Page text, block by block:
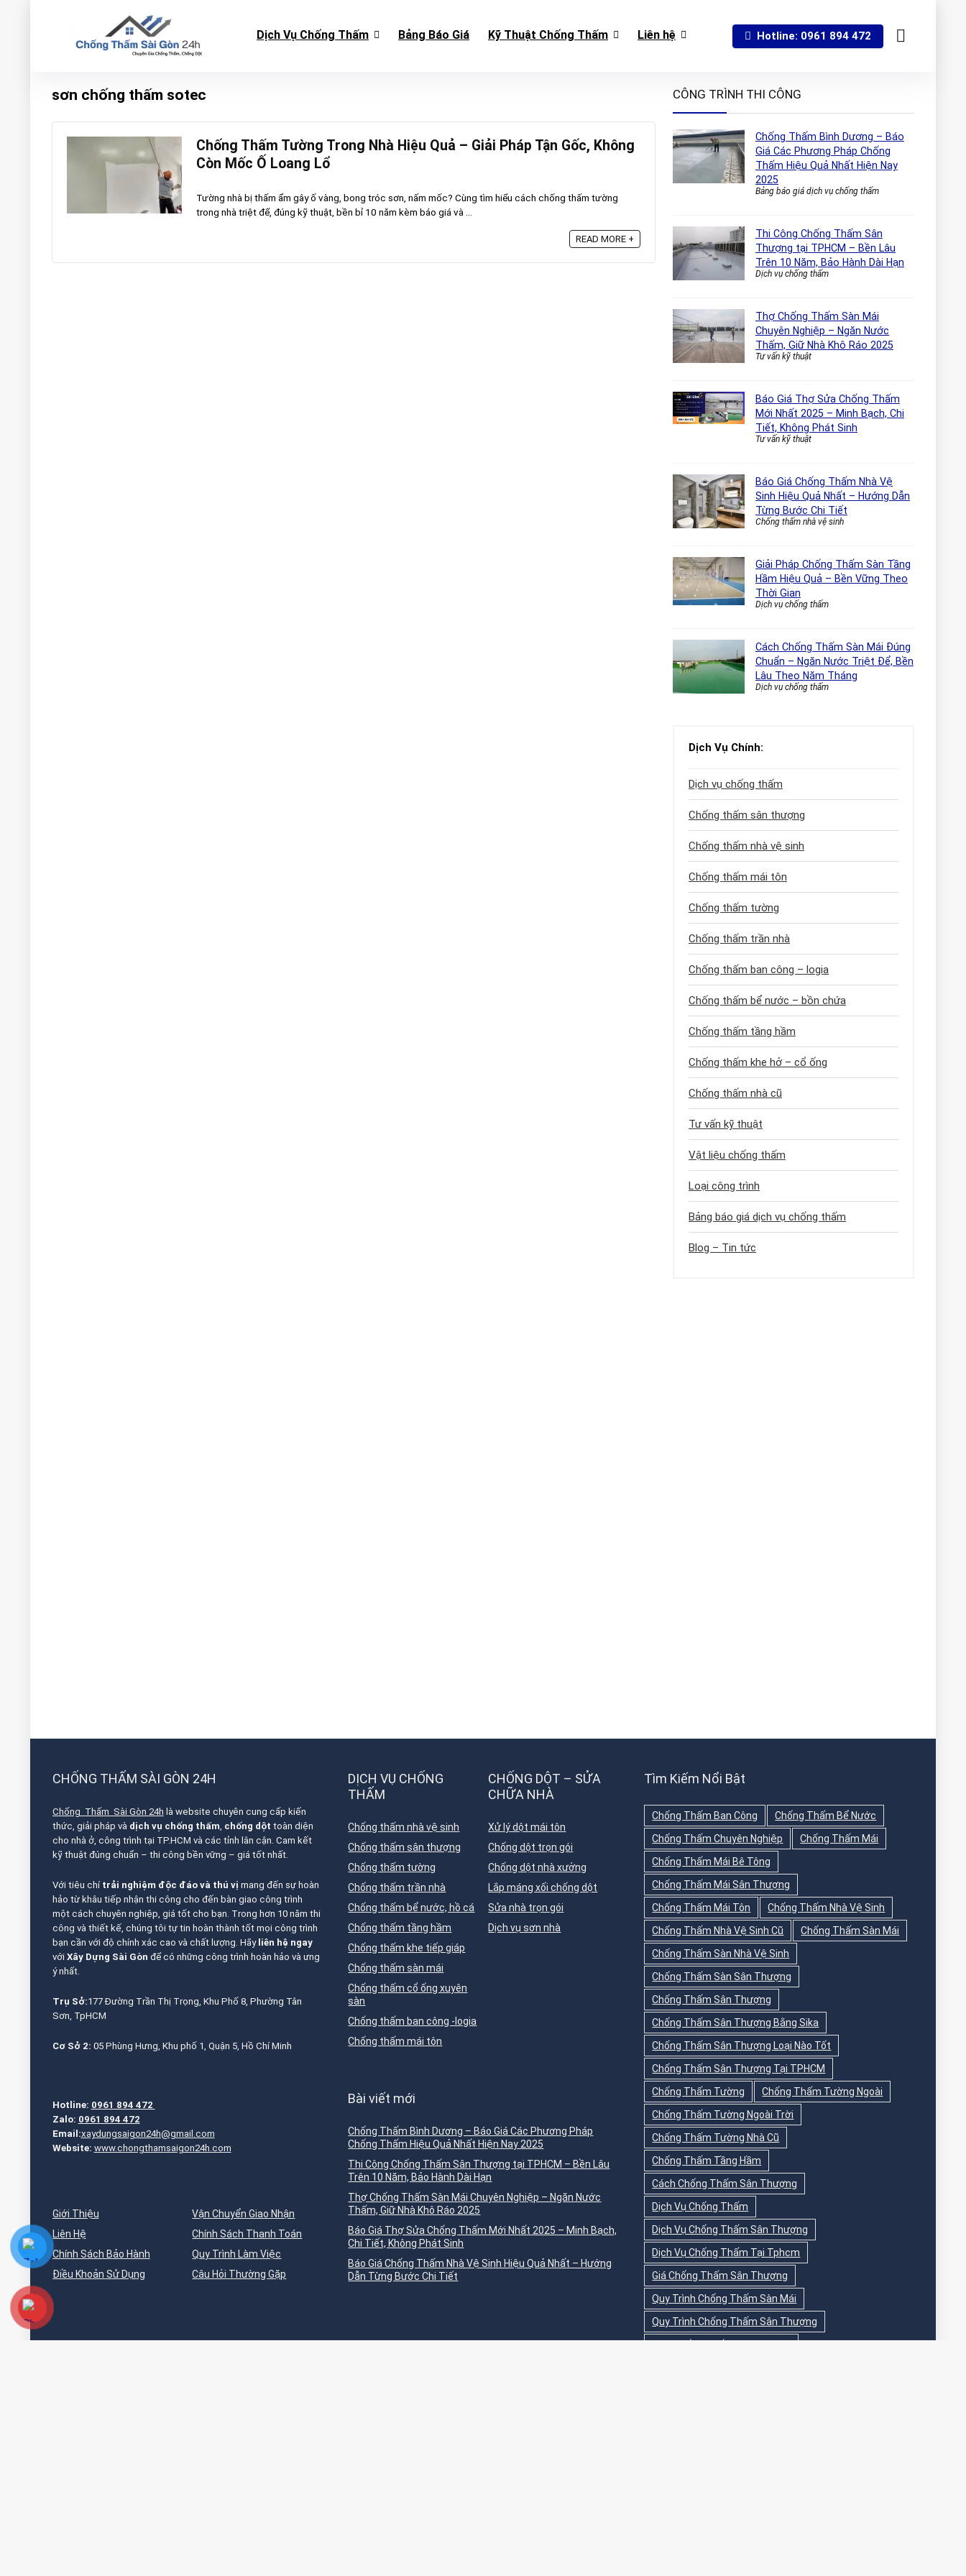
Dịch Vụ Chống Thấm Bảng Báo Giá Kỹ Thuật Chống Thấm Liên hệ Hotline: 0961 894 472
sơn chống thấm sotec
Chống Thấm Tường Trong Nhà Hiệu Quả – Giải Pháp Tận Gốc, Không
Còn Mốc Ố Loang Lổ
Tường nhà bị thấm ẩm gây ố vàng, bong tróc sơn, nấm mốc? Cùng tìm hiểu cách chống thấm tường
trong nhà triệt để, đúng kỹ thuật, bền bỉ 10 năm kèm báo giá và ...
READ MORE +
CÔNG TRÌNH THI CÔNG
Chống Thấm Bình Dương – Báo
Giá Các Phương Pháp Chống
Thấm Hiệu Quả Nhất Hiện Nay
2025
Bảng báo giá dịch vụ chống thấm
Thi Công Chống Thấm Sân
Thượng tại TPHCM – Bền Lâu
Trên 10 Năm, Bảo Hành Dài Hạn
Dịch vụ chống thấm
Thợ Chống Thấm Sàn Mái
Chuyên Nghiệp – Ngăn Nước
Thấm, Giữ Nhà Khô Ráo 2025
Tư vấn kỹ thuật
Báo Giá Thợ Sửa Chống Thấm
Mới Nhất 2025 – Minh Bạch, Chi
Tiết, Không Phát Sinh
Tư vấn kỹ thuật
Báo Giá Chống Thấm Nhà Vệ
Sinh Hiệu Quả Nhất – Hướng Dẫn
Từng Bước Chi Tiết
Chống thấm nhà vệ sinh
Giải Pháp Chống Thấm Sàn Tầng
Hầm Hiệu Quả – Bền Vững Theo
Thời Gian
Dịch vụ chống thấm
Cách Chống Thấm Sàn Mái Đúng
Chuẩn – Ngăn Nước Triệt Để, Bền
Lâu Theo Năm Tháng
Dịch vụ chống thấm
Dịch Vụ Chính:
Dịch vụ chống thấm
Chống thấm sân thượng
Chống thấm nhà vệ sinh
Chống thấm mái tôn
Chống thấm tường
Chống thấm trần nhà
Chống thấm ban công – logia
Chống thấm bể nước – bồn chứa
Chống thấm tầng hầm
Chống thấm khe hở – cổ ống
Chống thấm nhà cũ
Tư vấn kỹ thuật
Vật liệu chống thấm
Loại công trình
Bảng báo giá dịch vụ chống thấm
Blog – Tin tức
CHỐNG THẤM SÀI GÒN 24H
Chống Thấm Sài Gòn 24h là website chuyên cung cấp kiến
thức, giải pháp và dịch vụ chống thấm, chống dột toàn diện
cho nhà ở, công trình tại TP.HCM và các tỉnh lân cận. Cam kết
kỹ thuật đúng chuẩn – thi công bền vững – giá tốt nhất.
Với tiêu chí trải nghiệm độc đáo và thú vị mang đến sự hoàn
hảo từ khâu tiếp nhận thi công cho đến bàn giao công trình
một cách chuyên nghiệp, giá tốt cho bạn. Trong hơn 10 năm thi
công và thiết kế, chúng tôi tự tin hoàn thành tốt mọi công trình
bạn cần với độ chính xác cao và chất lượng. Hãy liên hệ ngay
với Xây Dựng Sài Gòn để có những công trình hoàn hảo và ưng
ý nhất.
Trụ Sở:177 Đường Trần Thị Trọng, Khu Phố 8, Phường Tân
Sơn, TpHCM
Cơ Sở 2: 05 Phùng Hưng, Khu phố 1, Quận 5, Hồ Chí Minh
Hotline: 0961 894 472
Zalo: 0961 894 472
Email:xaydungsaigon24h@gmail.com
Website: www.chongthamsaigon24h.com
Giới Thiệu
Liên Hệ
Chính Sách Bảo Hành
Điều Khoản Sử Dụng
Vận Chuyển Giao Nhận
Chính Sách Thanh Toán
Quy Trình Làm Việc
Câu Hỏi Thường Gặp
DỊCH VỤ CHỐNG
THẤM
Chống thấm nhà vệ sinh
Chống thấm sân thượng
Chống thấm tường
Chống thấm trần nhà
Chống thấm bể nước, hồ cá
Chống thấm tầng hầm
Chống thấm khe tiếp giáp
Chống thấm sàn mái
Chống thấm cổ ống xuyên
sàn
Chống thấm ban công -logia
Chống thấm mái tôn
CHỐNG DỘT – SỬA
CHỮA NHÀ
Xử lý dột mái tôn
Chống dột trọn gói
Chống dột nhà xưởng
Lắp máng xối chống dột
Sửa nhà trọn gói
Dịch vụ sơn nhà
Bài viết mới
Chống Thấm Bình Dương – Báo Giá Các Phương Pháp
Chống Thấm Hiệu Quả Nhất Hiện Nay 2025
Thi Công Chống Thấm Sân Thượng tại TPHCM – Bền Lâu
Trên 10 Năm, Bảo Hành Dài Hạn
Thợ Chống Thấm Sàn Mái Chuyên Nghiệp – Ngăn Nước
Thấm, Giữ Nhà Khô Ráo 2025
Báo Giá Thợ Sửa Chống Thấm Mới Nhất 2025 – Minh Bạch,
Chi Tiết, Không Phát Sinh
Báo Giá Chống Thấm Nhà Vệ Sinh Hiệu Quả Nhất – Hướng
Dẫn Từng Bước Chi Tiết
Tìm Kiếm Nổi Bật
Chống Thấm Ban Công
Chống Thấm Bể Nước
Chống Thấm Chuyên Nghiệp
Chống Thấm Mái
Chống Thấm Mái Bê Tông
Chống Thấm Mái Sân Thượng
Chống Thấm Mái Tôn
Chống Thấm Nhà Vệ Sinh
Chống Thấm Nhà Vệ Sinh Cũ
Chống Thấm Sàn Mái
Chống Thấm Sàn Nhà Vệ Sinh
Chống Thấm Sàn Sân Thượng
Chống Thấm Sân Thượng
Chống Thấm Sân Thượng Bằng Sika
Chống Thấm Sân Thượng Loại Nào Tốt
Chống Thấm Sân Thượng Tại TPHCM
Chống Thấm Tường
Chống Thấm Tường Ngoài
Chống Thấm Tường Ngoài Trời
Chống Thấm Tường Nhà Cũ
Chống Thấm Tầng Hầm
Cách Chống Thấm Sân Thượng
Dịch Vụ Chống Thấm
Dịch Vụ Chống Thấm Sân Thượng
Dịch Vụ Chống Thấm Tại Tphcm
Giá Chống Thấm Sân Thượng
Quy Trình Chống Thấm Sàn Mái
Quy Trình Chống Thấm Sân Thượng